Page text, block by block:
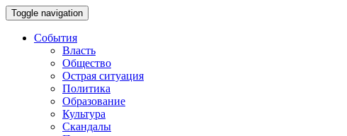
Toggle navigation
События
Власть
Общество
Острая ситуация
Политика
Образование
Культура
Скандалы